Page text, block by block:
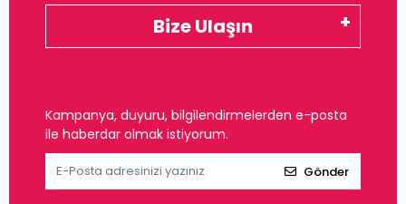
Bize Ulaşın
Kampanya, duyuru, bilgilendirmelerden e-posta
ile haberdar olmak istiyorum.
Gönder